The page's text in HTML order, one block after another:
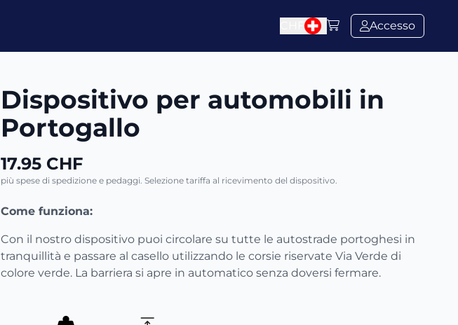
Accesso
Dispositivo per automobili in
Portogallo
17.95 CHF
più spese di spedizione e pedaggi. Selezione tariffa al ricevimento del dispositivo.
Come funziona:
Con il nostro dispositivo puoi circolare su tutte le autostrade portoghesi in
tranquillità e passare al casello utilizzando le corsie riservate Via Verde di
colore verde. La barriera si apre in automatico senza doversi fermare.